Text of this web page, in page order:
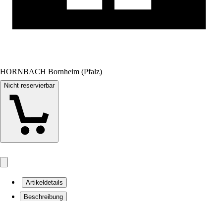
HORNBACH Bornheim (Pfalz)
Nicht reservierbar
Artikeldetails
Beschreibung